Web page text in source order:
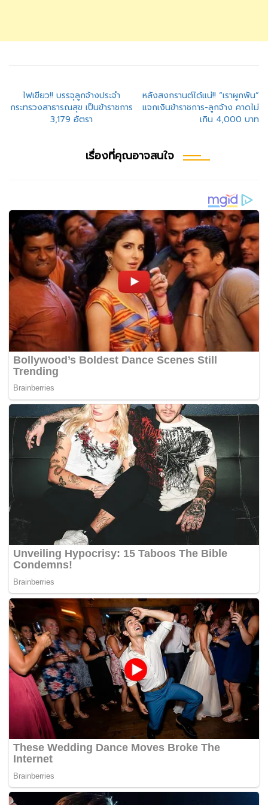
แนะแนว
เรื่อง
ไฟเขียว!! บรรจุลูกจ้างประจำ
กระทรวงสาธารณสุข เป็นข้าราชการ
3,179 อัตรา
หลังสงกรานต์ได้แน่!! “เราผูกพัน”
แจกเงินข้าราชการ-ลูกจ้าง คาดไม่
เกิน 4,000 บาท
เรื่องที่คุณอาจสนใจ